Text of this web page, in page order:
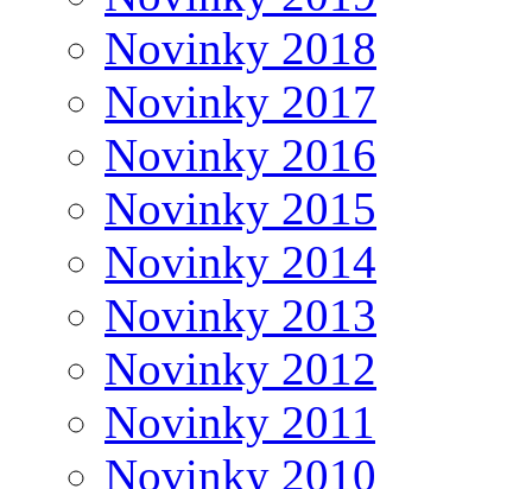
Novinky 2018
Novinky 2017
Novinky 2016
Novinky 2015
Novinky 2014
Novinky 2013
Novinky 2012
Novinky 2011
Novinky 2010